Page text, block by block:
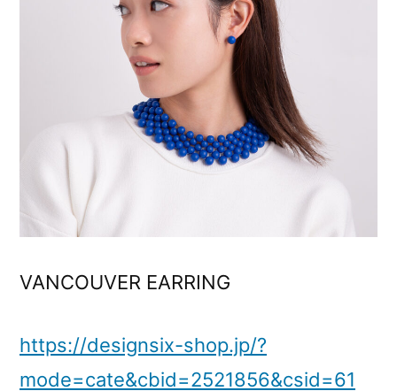
VANCOUVER EARRING
https://designsix-shop.jp/?
mode=cate&cbid=2521856&csid=61